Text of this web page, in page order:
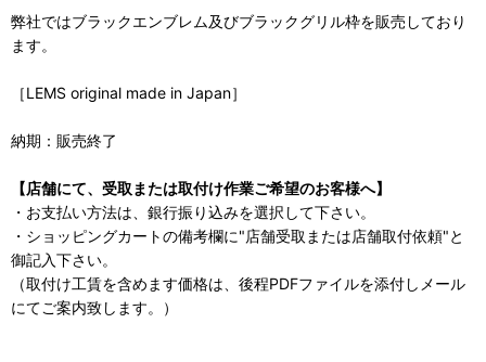
弊社ではブラックエンブレム及びブラックグリル枠を販売しており
ます。
［LEMS original made in Japan］
納期：販売終了
【店舗にて、受取または取付け作業ご希望のお客様へ】
・お支払い方法は、銀行振り込みを選択して下さい。
・ショッピングカートの備考欄に"店舗受取または店舗取付依頼"と
御記入下さい。
（取付け工賃を含めます価格は、後程PDFファイルを添付しメール
にてご案内致します。）